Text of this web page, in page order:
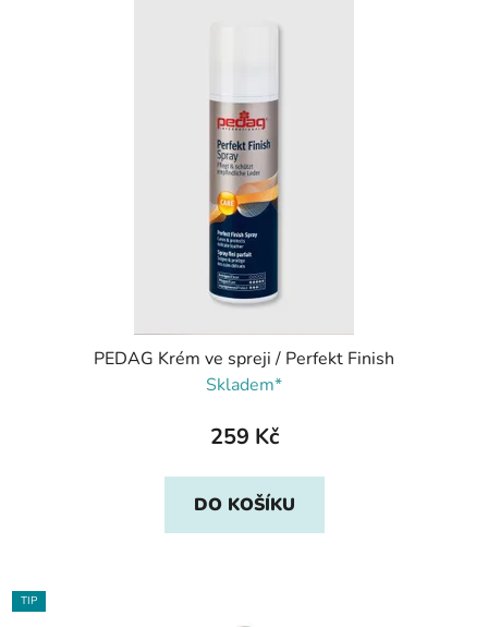
PEDAG Krém ve spreji / Perfekt Finish
Skladem*
259 Kč
DO KOŠÍKU
TIP